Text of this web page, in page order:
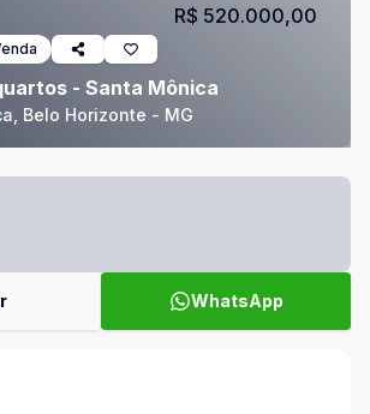
- Santa Mônica
Belo Horizonte - MG
R$ 520.000,00
WhatsApp